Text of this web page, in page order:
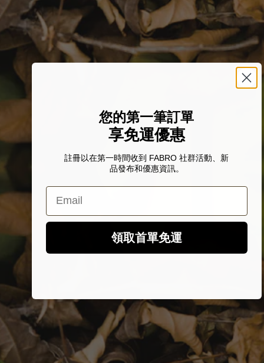
您的第一筆訂單
享免運優惠
註冊以在第一時間收到 FABRO 社群活動、新
品發布和優惠資訊。
Email
領取首單免運